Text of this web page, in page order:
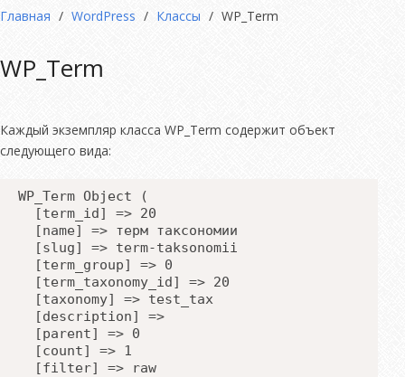
Главная / WordPress / Классы / WP_Term
WP_Term
Каждый экземпляр класса WP_Term содержит объект
следующего вида:
WP_Term Object (
[term_id] => 20
[name] => терм таксономии
[slug] => term-taksonomii
[term_group] => 0
[term_taxonomy_id] => 20
[taxonomy] => test_tax
[description] =>
[parent] => 0
[count] => 1
[filter] => raw